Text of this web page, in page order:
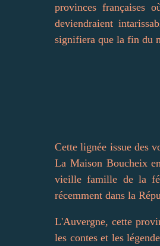
provinces françaises
deviendraient
signifiera que la fin du
Cette lignée issue des
La Maison Boucheix
vieille famille de la
récemment dans la
L'Auvergne, cette
les contes et les